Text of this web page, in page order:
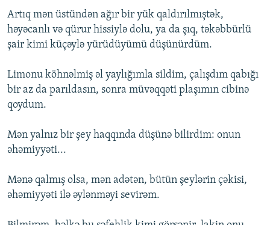
Artıq mən üstündən ağır bir yük qaldırılmıştək,
həyəcanlı və qürur hissiylə dolu, ya da şıq, təkəbbürlü
şair kimi küçəylə yürüdüyümü düşünürdüm.
Limonu köhnəlmiş əl yaylığımla sildim, çalışdım qabığı
bir az da parıldasın, sonra müvəqqəti plaşımın cibinə
qoydum.
Mən yalnız bir şey haqqında düşünə bilirdim: onun
əhəmiyyəti...
Mənə qalmış olsa, mən adətən, bütün şeylərin çəkisi,
əhəmiyyəti ilə əylənməyi sevirəm.